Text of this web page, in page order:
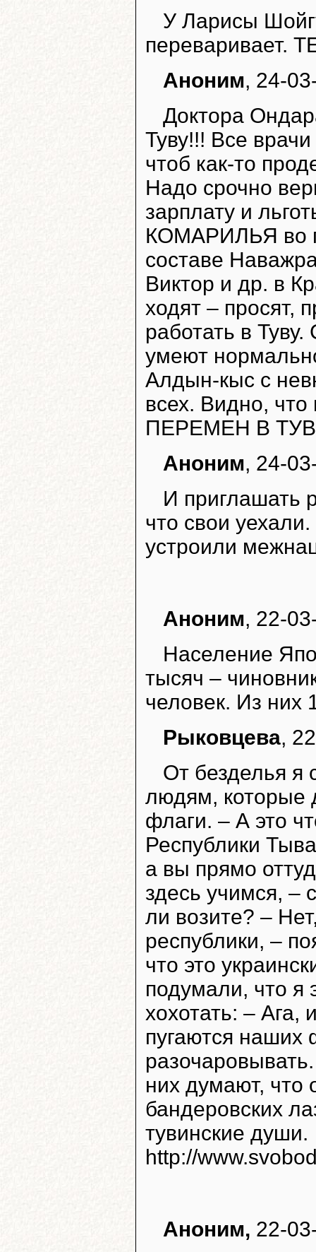
У Ларисы
Аноним, 24-
Доктора
Туву!!! Все
чтоб как-то
Надо срочно
зарплату и
КОМАРИЛЬЯ во
составе
Виктор и др. в
ходят – просят,
работать в
умеют
Алдын-кыс с
всех. Видно,
ПЕРЕМЕН В
Аноним, 24-
И приглашать
что свои
устроили
Аноним, 22-
Население
тысяч –
человек. Из них
Рыковцева,
От безделья я
людям, которые
флаги. – А это
Республики
а вы прямо
здесь учимся, –
ли возите? –
республики, –
что это
подумали, что я
хохотать: – Ага,
пугаются наших
них думают, что
бандеровских
тувинские души.
http://
Аноним, 22-